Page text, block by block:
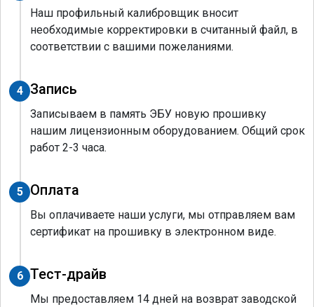
Наш профильный калибровщик вносит
необходимые корректировки в считанный файл, в
соответствии с вашими пожеланиями.
4 Запись
Записываем в память ЭБУ новую прошивку
нашим лицензионным оборудованием. Общий срок
работ 2-3 часа.
5 Оплата
Вы оплачиваете наши услуги, мы отправляем вам
сертификат на прошивку в электронном виде.
6 Тест-драйв
Мы предоставляем 14 дней на возврат заводской